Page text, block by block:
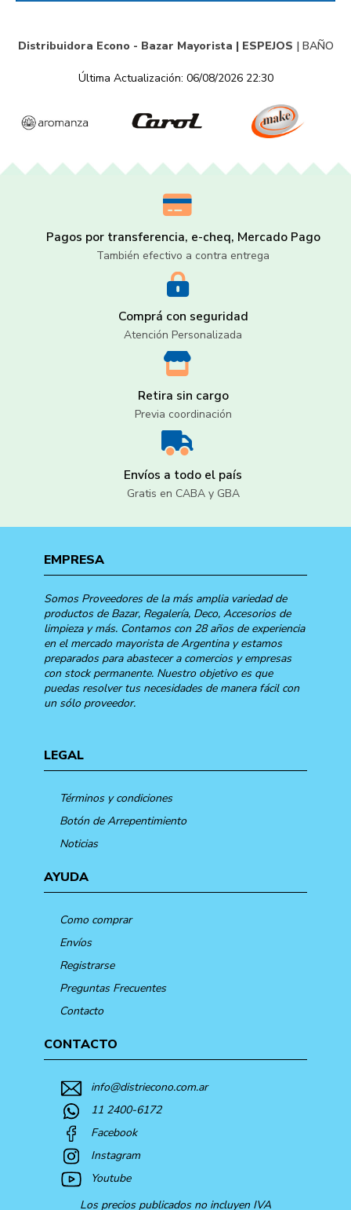
Distribuidora Econo - Bazar Mayorista | ESPEJOS | BAÑO
Última Actualización: 06/08/2026 22:30
Pagos por transferencia, e-cheq, Mercado Pago
También efectivo a contra entrega
Comprá con seguridad
Atención Personalizada
Retira sin cargo
Previa coordinación
Envíos a todo el país
Gratis en CABA y GBA
EMPRESA
Somos Proveedores de la más amplia variedad de
productos de Bazar, Regalería, Deco, Accesorios de
limpieza y más. Contamos con 28 años de experiencia
en el mercado mayorista de Argentina y estamos
preparados para abastecer a comercios y empresas
con stock permanente. Nuestro objetivo es que
puedas resolver tus necesidades de manera fácil con
un sólo proveedor.
LEGAL
Términos y condiciones
Botón de Arrepentimiento
Noticias
AYUDA
Como comprar
Envíos
Registrarse
Preguntas Frecuentes
Contacto
CONTACTO
info@distriecono.com.ar
11 2400-6172
Facebook
Instagram
Youtube
Los precios publicados no incluyen IVA